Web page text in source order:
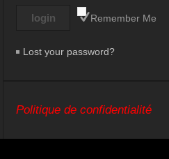
Remember Me
Lost your password?
Politique de confidentialité